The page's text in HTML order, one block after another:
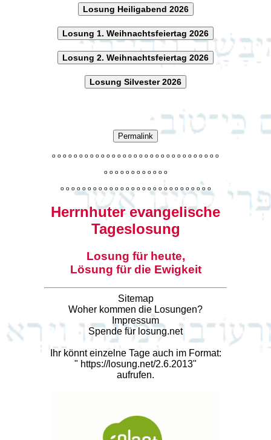
Losung Heiligabend 2026
Losung 1. Weihnachtsfeiertag 2026
Losung 2. Weihnachtsfeiertag 2026
Losung Silvester 2026
Permalink
o o o o o o o o o o o o o o o o o o o o o o o o o o o o o o o
o o o o o o o o o o o o
o o o o o o o o o o o o o o o o o o o o o o o o o o o o
Herrnhuter evangelische
Tageslosung
Losung für heute,
Lösung für die Ewigkeit
Sitemap
Woher kommen die Losungen?
Impressum
Spende für losung.net
Ihr könnt einzelne Tage auch im Format:
" https://losung.net/2.6.2013"
aufrufen.